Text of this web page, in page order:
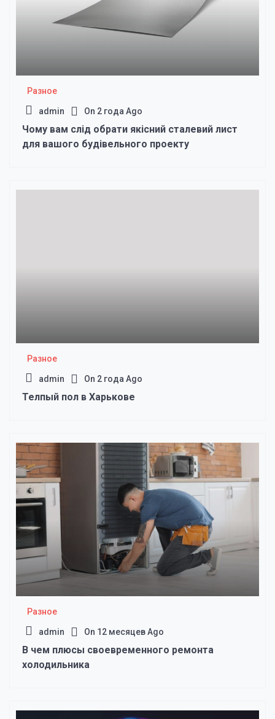
Разное
admin On 2 года Ago
Чому вам слід обрати якісний сталевий лист
для вашого будівельного проекту
Разное
admin On 2 года Ago
Телпый пол в Харькове
Разное
admin On 12 месяцев Ago
В чем плюсы своевременного ремонта
холодильника